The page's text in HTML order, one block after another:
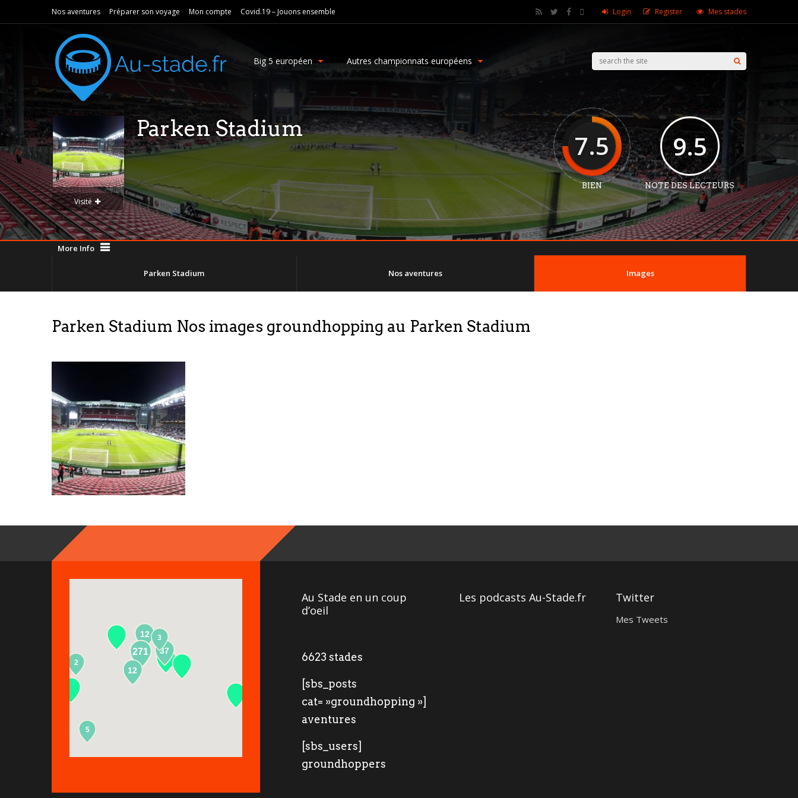
Nos aventures Préparer son voyage Mon compte Covid.19 – Jouons ensemble Login Register Mes stades
Big 5 européen Autres championnats européens
Visité
Parken Stadium
7.5
BIEN
9.5
NOTE DES LECTEURS
More Info
Parken Stadium Nos aventures Images
Parken Stadium Nos images groundhopping au Parken Stadium
12
271 37
2
5
12
3
Au Stade en un coup
d’oeil
6623 stades
[sbs_posts
cat= »groundhopping »]
aventures
[sbs_users]
groundhoppers
Les podcasts Au-Stade.fr Twitter
Mes Tweets